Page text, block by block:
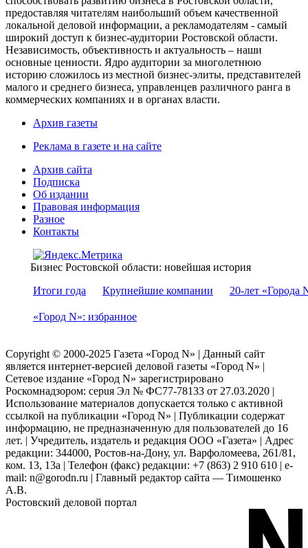
предоставляя читателям наибольший объем качественной
локальной деловой информации, а рекламодателям - самый
широкий доступ к бизнес-аудитории Ростовской области.
Независимость, объективность и актуальность – наши
основные ценности. Ядро аудитории за многолетнюю
историю сложилось из местной бизнес-элиты, представителей
малого и среднего бизнеса, управленцев различного ранга в
коммерческих компаниях и в органах власти.
Архив газеты
Реклама в газете и на сайте
Архив сайта
Подписка
Об издании
Правовая информация
Разное
Контакты
Бизнес Ростовской области: новейшая история
Итоги года
Крупнейшие компании 20-лет «Города
«Город N»: избранное
Copyright © 2000-2025 Газета «Город N» | Данный сайт
является интернет-версией деловой газеты «Город N» |
Сетевое издание «Город N» зарегистрировано
Роскомнадзором: серuя Эл № ФС77-78133 от 27.03.2020 |
Использование материалов допускается только с активной
ссылкой на публикации «Город N» | Публикации содержат
информацию, не предназначенную для пользователей до 16
лет. | Учредитель, издатель и редакция ООО «Газета» | Адрес
редакции: 344000, Ростов-на-Дону, ул. Варфоломеева, 261/81,
ком. 13, 13а | Телефон (факс) редакции: +7 (863) 2 910 610 | e-
mail: n@gorodn.ru | Главный редактор сайта — Тимошенко
А.В.
Ростовский деловой портал